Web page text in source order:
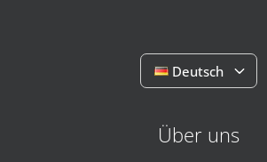
Deutsch
Über uns